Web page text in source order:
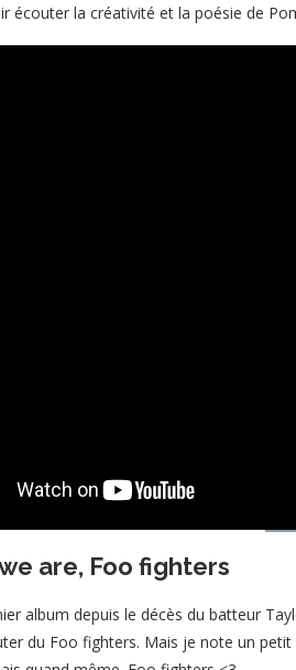
écouter la créativité et la poésie de
are, Foo fighters
album depuis le décès du batteur
du Foo fighters. Mais je note un